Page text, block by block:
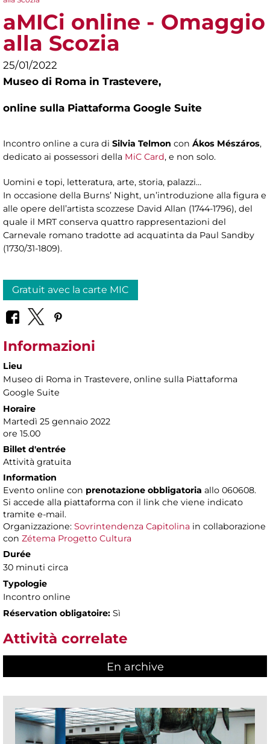
aMICi online - Omaggio
alla Scozia
25/01/2022
Museo di Roma in Trastevere,
online sulla Piattaforma Google Suite
Incontro online a cura di Silvia Telmon con Ákos Mészáros,
dedicato ai possessori della MiC Card, e non solo.
Uomini e topi, letteratura, arte, storia, palazzi…
In occasione della Burns’ Night, un’introduzione alla figura e
alle opere dell’artista scozzese David Allan (1744-1796), del
quale il MRT conserva quattro rappresentazioni del
Carnevale romano tradotte ad acquatinta da Paul Sandby
(1730/31-1809).
Gratuit avec la carte MIC
Informazioni
Lieu
Museo di Roma in Trastevere, online sulla Piattaforma
Google Suite
Horaire
Martedì 25 gennaio 2022
ore 15.00
Billet d'entrée
Attività gratuita
Information
Evento online con prenotazione obbligatoria allo 060608.
Si accede alla piattaforma con il link che viene indicato
tramite e-mail.
Organizzazione: Sovrintendenza Capitolina in collaborazione
con Zétema Progetto Cultura
Durée
30 minuti circa
Typologie
Incontro online
Réservation obligatoire: Sì
Attività correlate
En archive